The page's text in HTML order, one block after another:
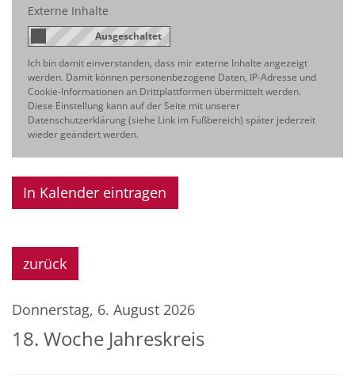
Externe Inhalte
Ich bin damit einverstanden, dass mir externe Inhalte angezeigt
werden. Damit können personenbezogene Daten, IP-Adresse und
Cookie-Informationen an Drittplattformen übermittelt werden.
Diese Einstellung kann auf der Seite mit unserer
Datenschutzerklärung (siehe Link im Fußbereich) später jederzeit
wieder geändert werden.
In Kalender eintragen
zurück
Donnerstag, 6. August 2026
18. Woche Jahreskreis